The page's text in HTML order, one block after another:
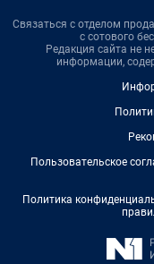
Связаться с отделом
с сотового
Редакция сайта не
информации,
Пользовательское
Политика